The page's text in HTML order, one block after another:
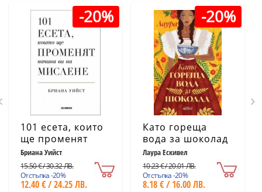
-20%
101 есета, които
ще променят
начина ви на
мислене
Бриана Уийст
15.50 € / 30.32 ЛВ.
Отстъпка -20%
12.40 € / 24.25 ЛВ.
-20%
Като гореща
вода за шоколад
(ново издание)
Лаура Ескивел
10.23 € / 20.01 ЛВ.
Отстъпка -20%
8.18 € / 16.00 ЛВ.